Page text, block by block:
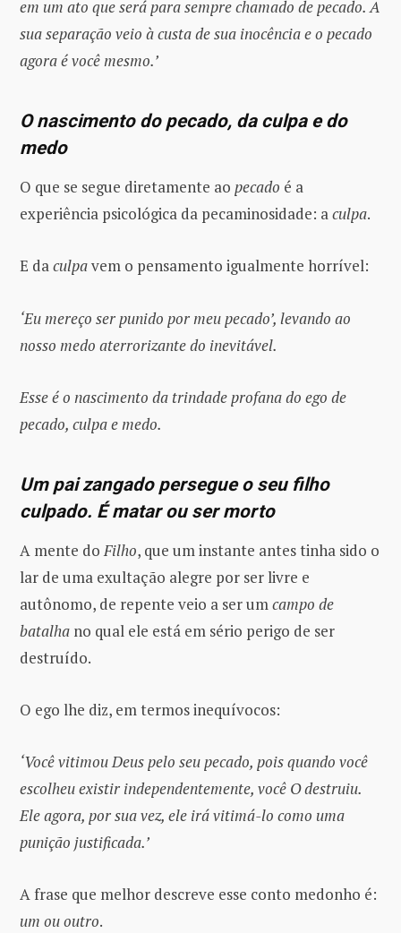
em um ato que será para sempre chamado de pecado. A
sua separação veio à custa de sua inocência e o pecado
agora é você mesmo.’
O nascimento do pecado, da culpa e do
medo
O que se segue diretamente ao pecado é a
experiência psicológica da pecaminosidade: aculpa.
E daculpavem o pensamento igualmente horrível:
‘Eu mereço ser punido por meu pecado’, levando ao
nosso medo aterrorizante do inevitável.
Esse é o nascimento da trindade profana do ego de
pecado, culpa e medo.
Um pai zangado persegue o seu filho
culpado. É matar ou ser morto
A mente doFilho, que um instante antes tinha sido o
lar de uma exultação alegre por ser livre e
autônomo, de repente veio a ser umcampo de
batalha no qual ele está em sério perigo de ser
destruído.
O ego lhe diz, em termos inequívocos:
‘Você vitimou Deus pelo seu pecado, pois quando você
escolheu existir independentemente, você O destruiu.
Ele agora, por sua vez, ele irá vitimá-lo como uma
punição justificada.’
A frase que melhor descreve esse conto medonho é:
um ou outro.